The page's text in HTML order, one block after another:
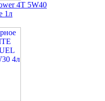
4T 5W40
1л